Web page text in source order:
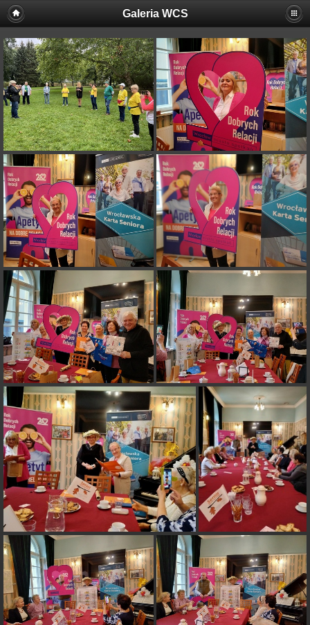
Galeria WCS